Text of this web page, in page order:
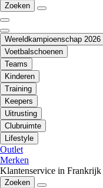
Zoeken
Wereldkampioenschap 2026
Voetbalschoenen
Teams
Kinderen
Training
Keepers
Uitrusting
Clubruimte
Lifestyle
Outlet
Merken
Klantenservice in Frankrijk
Zoeken